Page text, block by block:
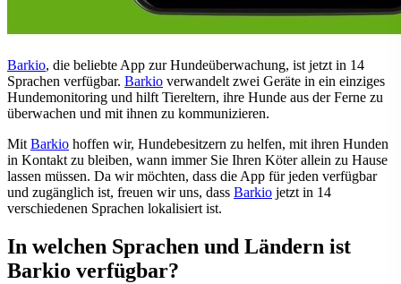
Barkio, die beliebte App zur Hundeüberwachung, ist jetzt in 14
Sprachen verfügbar. Barkio verwandelt zwei Geräte in ein einziges
Hundemonitoring und hilft Tiereltern, ihre Hunde aus der Ferne zu
überwachen und mit ihnen zu kommunizieren.
Mit Barkio hoffen wir, Hundebesitzern zu helfen, mit ihren Hunden
in Kontakt zu bleiben, wann immer Sie Ihren Köter allein zu Hause
lassen müssen. Da wir möchten, dass die App für jeden verfügbar
und zugänglich ist, freuen wir uns, dass Barkio jetzt in 14
verschiedenen Sprachen lokalisiert ist.
In welchen Sprachen und Ländern ist
Barkio verfügbar?